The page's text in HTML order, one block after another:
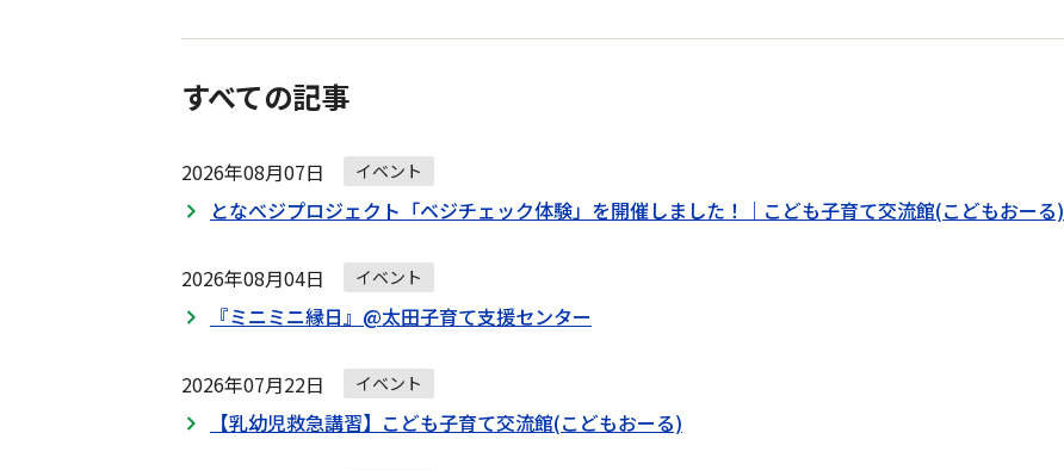
すべての記事
2026年08月07日 イベント
となべジプロジェクト「ベジチェック体験」を開催しました！｜こども子育て交流館(こどもおーる)
2026年08月04日 イベント
『ミニミニ縁日』@太田子育て支援センター
2026年07月22日 イベント
【乳幼児救急講習】こども子育て交流館(こどもおーる)